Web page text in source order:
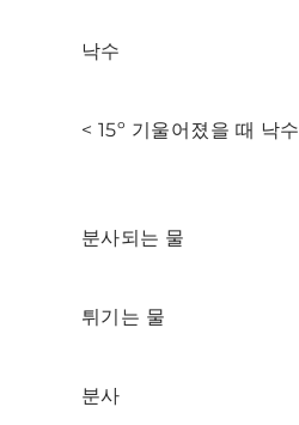
낙수
< 15º 기울어졌을 때 낙수
분사되는 물
튀기는 물
분사